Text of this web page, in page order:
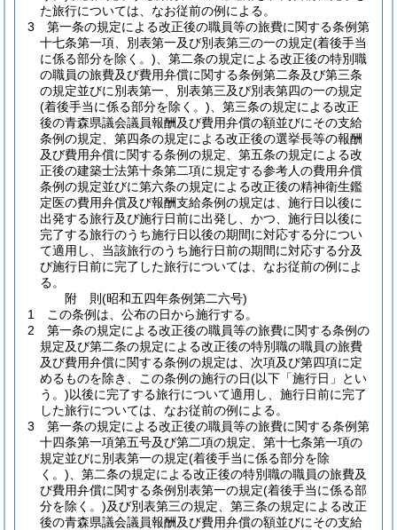
た旅行については、なお従前の例による。
3
第一条の規定による改正後の職員等の旅費に関する条例第
十七条第一項、別表第一及び別表第三の一の規定(着後手当
に係る部分を除く。) 、第二条の規定による改正後の特別職
の職員の旅費及び費用弁償に関する条例第二条及び第三条
の規定並びに別表第一、別表第三及び別表第四の一の規定
(着後手当に係る部分を除く。) 、第三条の規定による改正
後の青森県議会議員報酬及び費用弁償の額並びにその支給
条例の規定、第四条の規定による改正後の選挙長等の報酬
及び費用弁償に関する条例の規定、第五条の規定による改
正後の建築士法第十条第二項に規定する参考人の費用弁償
条例の規定並びに第六条の規定による改正後の精神衛生鑑
定医の費用弁償及び報酬支給条例の規定は、施行日以後に
出発する旅行及び施行日前に出発し、かつ、施行日以後に
完了する旅行のうち施行日以後の期間に対応する分につい
て適用し、当該旅行のうち施行日前の期間に対応する分及
び施行日前に完了した旅行については、なお従前の例によ
る。
附 則(昭和五四年条例第二六号)
1
この条例は、公布の日から施行する。
2
第一条の規定による改正後の職員等の旅費に関する条例の
規定及び第二条の規定による改正後の特別職の職員の旅費
及び費用弁償に関する条例の規定は、次項及び第四項に定
めるものを除き、この条例の施行の日(以下「施行日」とい
う。)以後に完了する旅行について適用し、施行日前に完了
した旅行については、なお従前の例による。
3
第一条の規定による改正後の職員等の旅費に関する条例第
十四条第一項第五号及び第二項の規定、第十七条第一項の
規定並びに別表第一の規定(着後手当に係る部分を除
く。) 、第二条の規定による改正後の特別職の職員の旅費及
び費用弁償に関する条例別表第一の規定(着後手当に係る部
分を除く。)及び別表第三の規定、第三条の規定による改正
後の青森県議会議員報酬及び費用弁償の額並びにその支給